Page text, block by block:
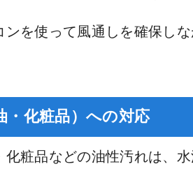
ンを使って風通しを確保し
・化粧品）への対応
化粧品などの油性汚れは、